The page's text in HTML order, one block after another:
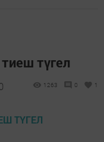
түгел
1263 0 1